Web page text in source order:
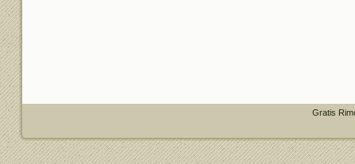
Gratis